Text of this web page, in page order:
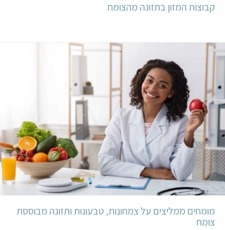
קבוצות המזון בתזונה מהצומח
מומחים ממליצים על צמחונות, טבעונות ותזונה מבוססת
צומח